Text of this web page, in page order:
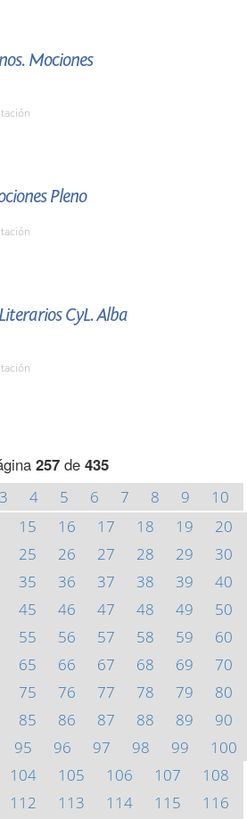
Mociones
Pleno
CyL. Alba
257de 435
3 4 5 6 7 8 9
10
15 16 17 18 19
20
25 26 27 28 29
30
35 36 37 38 39
40
45 46 47 48 49
50
55 56 57 58 59
60
65 66 67 68 69
70
75 76 77 78 79
80
85 86 87 88 89
90
95 96 97 98 99
100
104 105 106 107
108
112 113 114 115
116